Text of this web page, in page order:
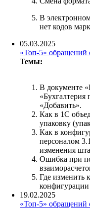
В
нет кодов
05.03.2025
«Топ-5» обращений
Темы:
В документе
«Бухгалтерия
«Добавить».
Как в 1С
упаковку
Как в
персоналом
изменения
Ошибка при
Где изменить
конфигурации
19.02.2025
«Топ-5» обращений